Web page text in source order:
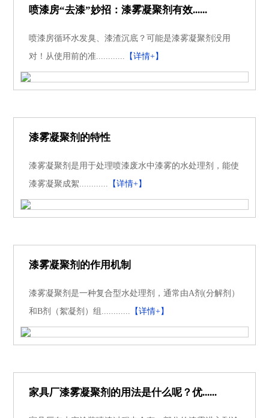
喷漆房“去漆”妙招：漆雾凝聚剂有效......
喷漆房循环水发臭、漆渣沉底？可能是漆雾凝聚剂没用
对！从使用前的准............ 【详情+】
漆雾凝聚剂的特性
漆雾凝聚剂是用于处理喷漆废水中漆雾的水处理剂，能使
漆雾凝聚成絮............ 【详情+】
漆雾凝聚剂的作用机制
漆雾凝聚剂是一种复合型水处理剂，通常由A剂(分解剂）
和B剂（絮凝剂）组............ 【详情+】
家具厂漆雾凝聚剂的用法是什么呢？优......